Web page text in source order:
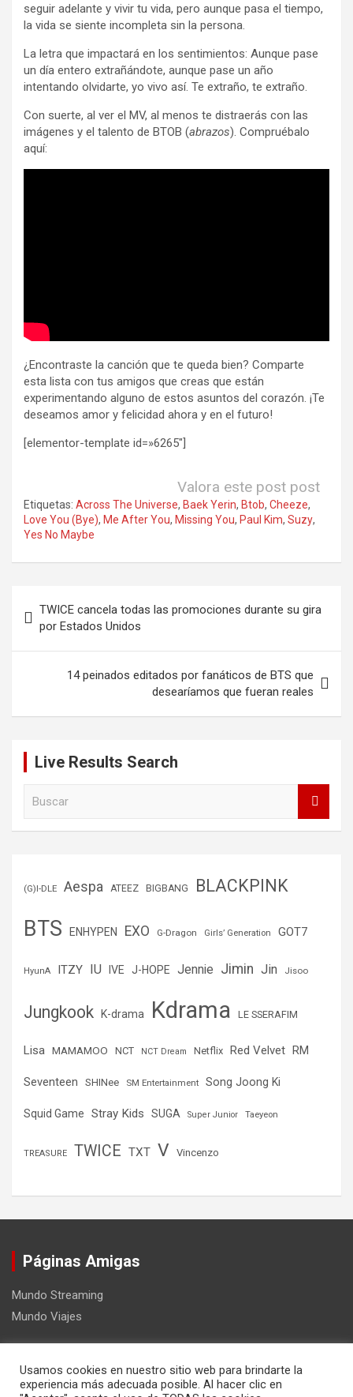
seguir adelante y vivir tu vida, pero aunque pasa el tiempo,
la vida se siente incompleta sin la persona.
La letra que impactará en los sentimientos: Aunque pase
un día entero extrañándote, aunque pase un año
intentando olvidarte, yo vivo así. Te extraño, te extraño.
Con suerte, al ver el MV, al menos te distraerás con las
imágenes y el talento de BTOB (abrazos). Compruébalo
aquí:
¿Encontraste la canción que te queda bien? Comparte
esta lista con tus amigos que creas que están
experimentando alguno de estos asuntos del corazón. ¡Te
deseamos amor y felicidad ahora y en el futuro!
[elementor-template id=»6265″]
Valora este post post
Etiquetas: Across The Universe, Baek Yerin, Btob, Cheeze,
Love You (Bye), Me After You, Missing You, Paul Kim, Suzy,
Yes No Maybe
de
entradas
TWICE cancela todas las promociones durante su gira
por Estados Unidos
14 peinados editados por fanáticos de BTS que
desearíamos que fueran reales
Live Results Search
(G)I-DLE Aespa ATEEZ BIGBANG BLACKPINK
BTS ENHYPEN EXO G-Dragon Girls’ Generation GOT7
HyunA ITZY IU IVE J-HOPE Jennie Jimin Jin Jisoo
Jungkook K-drama Kdrama LE SSERAFIM
Lisa MAMAMOO NCT NCT Dream Netflix Red Velvet RM
Seventeen SHINee SM Entertainment Song Joong Ki
Squid Game Stray Kids SUGA Super Junior Taeyeon
TREASURE TWICE TXT V Vincenzo
Páginas Amigas
Mundo Streaming
Mundo Viajes
Usamos cookies en nuestro sitio web para brindarte la
experiencia más adecuada posible. Al hacer clic en